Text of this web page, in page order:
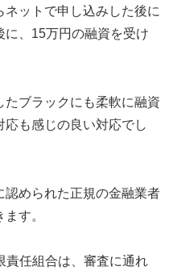
ットで申し込みした後に
に、15万円の融資を受け
たブラックにも柔軟に融資
応も感じの良い対応でし
認められた正規の金融業者
す。
責任組合は、審査に通れ